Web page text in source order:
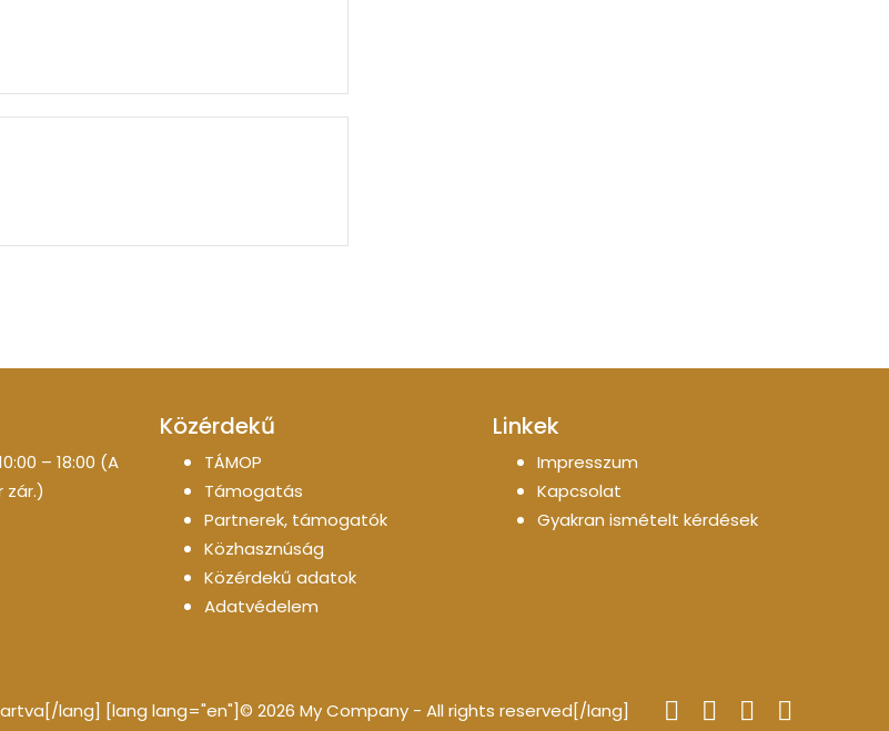
– 18:00 (A
zár.)
Közérdekű
TÁMOP
Támogatás
Partnerek, támogatók
Közhasznúság
Közérdekű adatok
Adatvédelem
Linkek
Impresszum
Kapcsolat
Gyakran ismételt kérdések
lang] [lang lang="en"]© 2026 My Company - All rights reserved[/lang]